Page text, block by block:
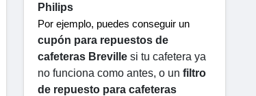
Philips
cupón para repuestos de
cafeteras Breville si tu cafetera ya
no funciona como antes, o un filtro
de repuesto para cafeteras